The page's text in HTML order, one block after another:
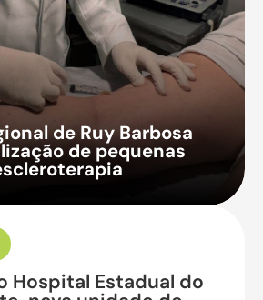
de Ruy Barbosa
de pequenas
Hospital Estadual do